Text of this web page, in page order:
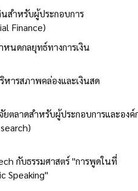
นสำหรับผู้ประกอบการ
Finance)
หนดกลยุทธ์ทางการเงิน
หารสภาพคล่องและเงินสด
ยตลาดสำหรับผู้ประกอบการและองค์
กับธรรมศาสตร์ ''การพูดในที่
Speaking''